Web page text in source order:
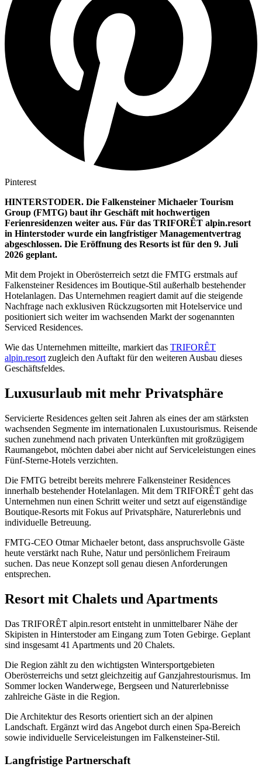
Pinterest
HINTERSTODER. Die Falkensteiner Michaeler Tourism
Group (FMTG) baut ihr Geschäft mit hochwertigen
Ferienresidenzen weiter aus. Für das TRIFORÊT alpin.resort
in Hinterstoder wurde ein langfristiger Managementvertrag
abgeschlossen. Die Eröffnung des Resorts ist für den 9. Juli
2026 geplant.
Mit dem Projekt in Oberösterreich setzt die FMTG erstmals auf
Falkensteiner Residences im Boutique-Stil außerhalb bestehender
Hotelanlagen. Das Unternehmen reagiert damit auf die steigende
Nachfrage nach exklusiven Rückzugsorten mit Hotelservice und
positioniert sich weiter im wachsenden Markt der sogenannten
Serviced Residences.
Wie das Unternehmen mitteilte, markiert das TRIFORÊT
alpin.resort zugleich den Auftakt für den weiteren Ausbau dieses
Geschäftsfeldes.
Luxusurlaub mit mehr Privatsphäre
Servicierte Residences gelten seit Jahren als eines der am stärksten
wachsenden Segmente im internationalen Luxustourismus. Reisende
suchen zunehmend nach privaten Unterkünften mit großzügigem
Raumangebot, möchten dabei aber nicht auf Serviceleistungen eines
Fünf-Sterne-Hotels verzichten.
Die FMTG betreibt bereits mehrere Falkensteiner Residences
innerhalb bestehender Hotelanlagen. Mit dem TRIFORÊT geht das
Unternehmen nun einen Schritt weiter und setzt auf eigenständige
Boutique-Resorts mit Fokus auf Privatsphäre, Naturerlebnis und
individuelle Betreuung.
FMTG-CEO Otmar Michaeler betont, dass anspruchsvolle Gäste
heute verstärkt nach Ruhe, Natur und persönlichem Freiraum
suchen. Das neue Konzept soll genau diesen Anforderungen
entsprechen.
Resort mit Chalets und Apartments
Das TRIFORÊT alpin.resort entsteht in unmittelbarer Nähe der
Skipisten in Hinterstoder am Eingang zum Toten Gebirge. Geplant
sind insgesamt 41 Apartments und 20 Chalets.
Die Region zählt zu den wichtigsten Wintersportgebieten
Oberösterreichs und setzt gleichzeitig auf Ganzjahrestourismus. Im
Sommer locken Wanderwege, Bergseen und Naturerlebnisse
zahlreiche Gäste in die Region.
Die Architektur des Resorts orientiert sich an der alpinen
Landschaft. Ergänzt wird das Angebot durch einen Spa-Bereich
sowie individuelle Serviceleistungen im Falkensteiner-Stil.
Langfristige Partnerschaft